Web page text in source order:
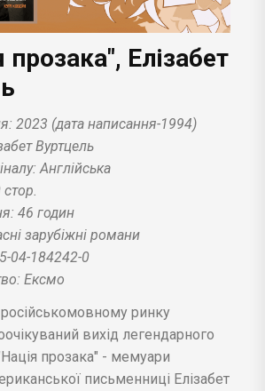
прозака", Елізабет
2023 (дата написання-1994)
Вуртцель
Англійська
46 годин
зарубіжні романи
04-184242-0
Ексмо
ринку
вихід легендарного
прозака" - мемуари
письменниці Елізабет